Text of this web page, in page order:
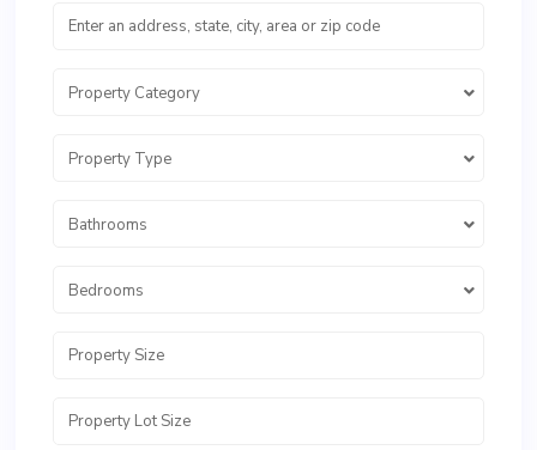
Property Category
Property Type
Bathrooms
Bedrooms